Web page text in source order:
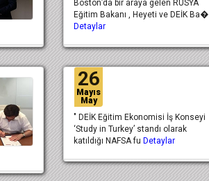
Boston’da bir araya gelen RUSYA
Eğitim Bakanı , Heyeti ve DEİK Ba�
Detaylar
26
Mayıs
May
" DEİK Eğitim Ekonomisi İş Konseyi
‘Study in Turkey’ standı olarak
katıldığı NAFSA fu Detaylar